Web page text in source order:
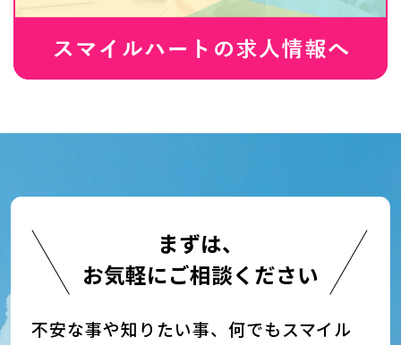
まずは、
お気軽にご相談ください
不安な事や知りたい事、何でもスマイル